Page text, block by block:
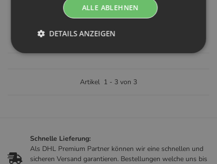
Artikelnummer:751282
44,29 €
Artikel 1 - 3 von 3
Schnelle Lieferung:
Als DHL Premium Partner können wir eine schnellen und
sicheren Versand garantieren. Bestellungen welche uns bis
ALLE ABLEHNEN
DETAILS ANZEIGEN